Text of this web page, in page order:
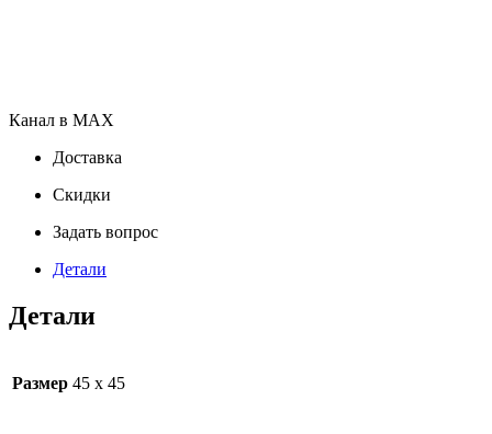
Канал в MAX
Доставка
Скидки
Задать вопрос
Детали
Детали
Размер 45 х 45